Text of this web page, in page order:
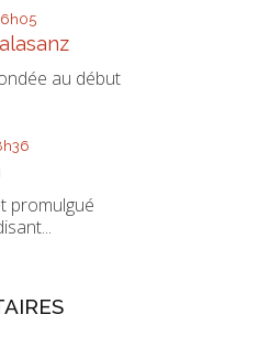
au début
promulgué